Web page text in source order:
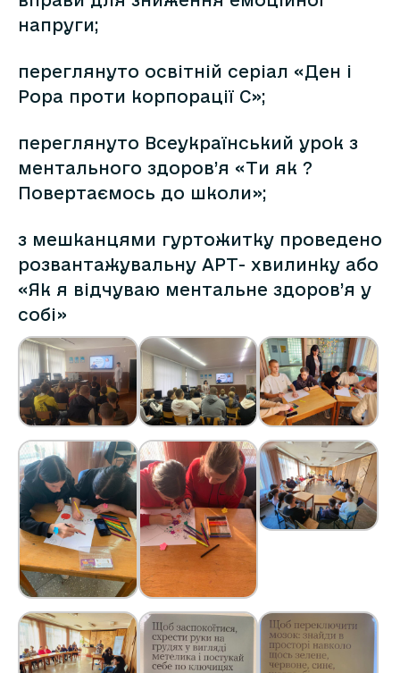
напруги;
переглянуто освітній серіал «Ден і
Рора проти корпорації С»;
переглянуто Всеукраїнський урок з
ментального здоров’я «Ти як ?
Повертаємось до школи»;
з мешканцями гуртожитку проведено
розвантажувальну АРТ- хвилинку або
«Як я відчуваю ментальне здоров’я у
собі»